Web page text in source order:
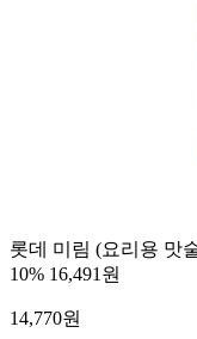
롯데 미림 (요리용 맛
10% 16,491원
14,770원